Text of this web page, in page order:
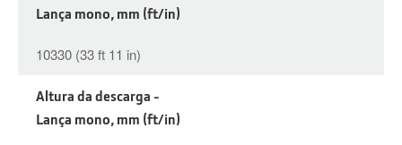
Lança mono, mm (ft/in)
10330 (33 ft 11 in)
Altura da descarga -
Lança mono, mm (ft/in)